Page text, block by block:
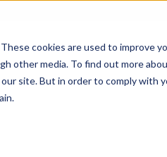
cookies are used to improve
other media. To find out more
site. But in order to comply with